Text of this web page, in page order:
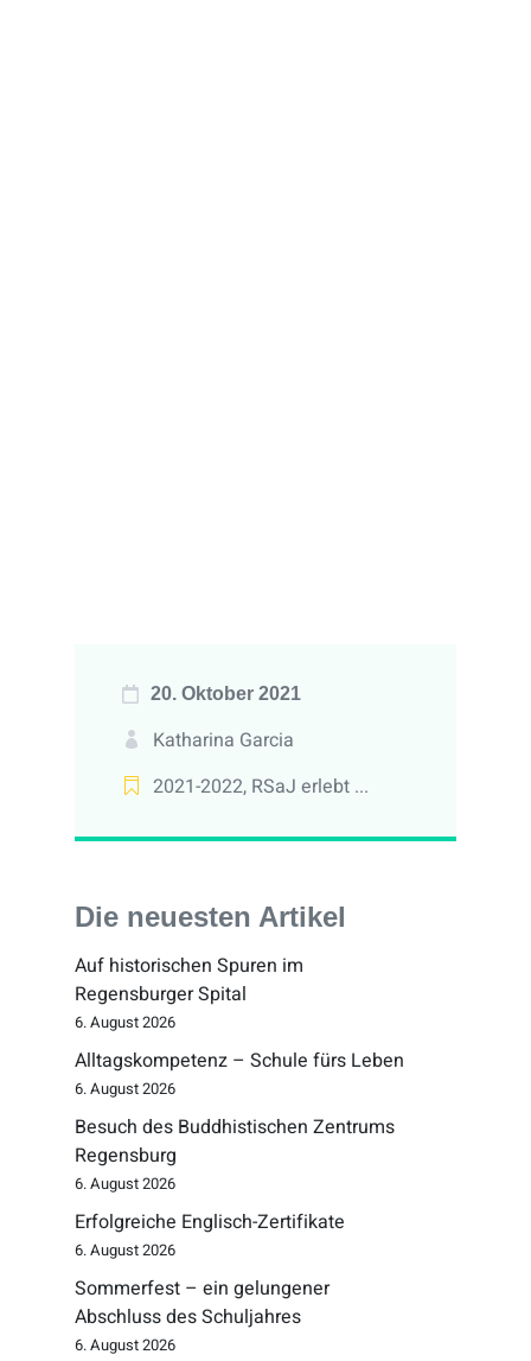
20. Oktober 2021
Katharina Garcia
2021-2022, RSaJ erlebt ...
Die neuesten Artikel
Auf historischen Spuren im
Regensburger Spital
6. August 2026
Alltagskompetenz – Schule fürs Leben
6. August 2026
Besuch des Buddhistischen Zentrums
Regensburg
6. August 2026
Erfolgreiche Englisch-Zertifikate
6. August 2026
Sommerfest – ein gelungener
Abschluss des Schuljahres
6. August 2026